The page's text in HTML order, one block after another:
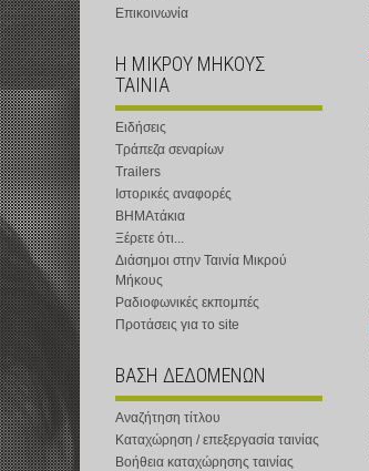
Επικοινωνία
Η ΜΙΚΡΟΥ ΜΗΚΟΥΣ
ΤΑΙΝΙΑ
Ειδήσεις
Τράπεζα σεναρίων
Trailers
Ιστορικές αναφορές
ΒΗΜΑτάκια
Ξέρετε ότι...
Διάσημοι στην Ταινία Μικρού
Μήκους
Ραδιοφωνικές εκπομπές
Προτάσεις για το site
ΒΑΣΗ ΔΕΔΟΜΕΝΩΝ
Αναζήτηση τίτλου
Καταχώρηση / επεξεργασία ταινίας
Βοήθεια καταχώρησης ταινίας